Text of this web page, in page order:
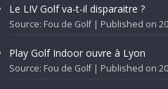
Le LIV Golf va-t-il disparaitre ?
Source: Fou de Golf Published on
Play Golf Indoor ouvre à Lyon
Source: Fou de Golf Published on